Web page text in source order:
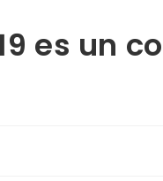
es un